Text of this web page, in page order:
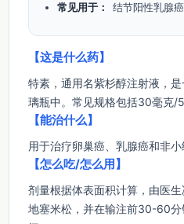
常见用于：
结节阳性乳腺
【这是什么药】
特素，通用名紫杉醇注射液，
璃瓶中。常见规格包括30毫克/
【能治什么】
用于治疗卵巢癌、乳腺癌和非
【怎么吃/怎么用】
剂量根据体表面积计算，由医
地塞米松，并在输注前30-60分